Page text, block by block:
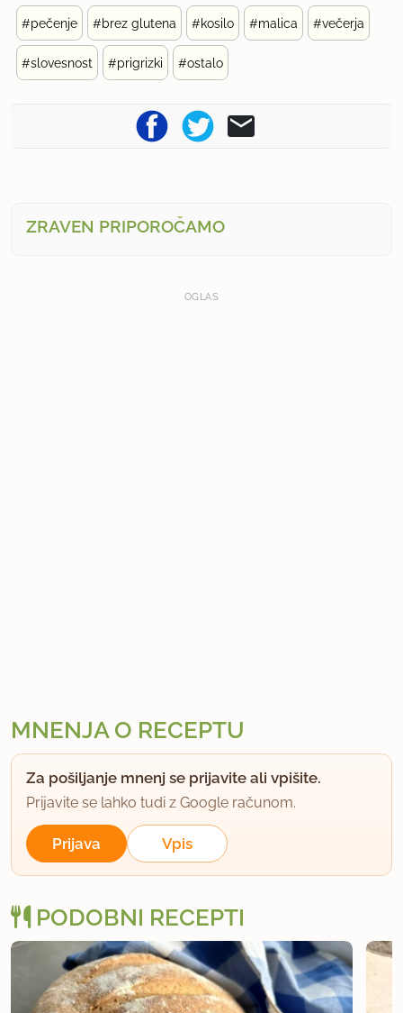
#pečenje #brez glutena #kosilo #malica #večerja
#slovesnost #prigrizki #ostalo
ZRAVEN PRIPOROČAMO
OGLAS
MNENJA O RECEPTU
Za pošiljanje mnenj se prijavite ali vpišite.
Prijavite se lahko tudi z Google računom.
Prijava Vpis
PODOBNI RECEPTI